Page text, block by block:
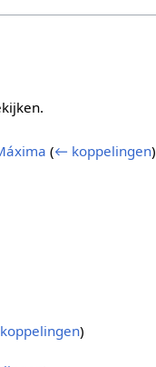
(← koppelingen)
)